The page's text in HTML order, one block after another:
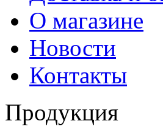
О магазине
Новости
Контакты
Продукция